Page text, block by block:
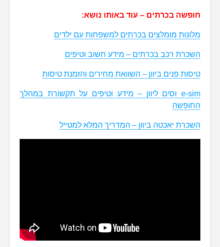
חופשה בכרתים – עוד באותו נושא:
מלונות מומלצים בכרתים למשפחות עם ילדים
השכרת רכב בכרתים – מידע חשוב וטיפים
טיסות פנים ביוון – השוואת מחירים והזמנת טיסות
e-sim וסים ליוון – מידע וטיפים על תקשורת במהלך
החופשה
השכרת יאכטה ביוון – המדריך המלא למטייל